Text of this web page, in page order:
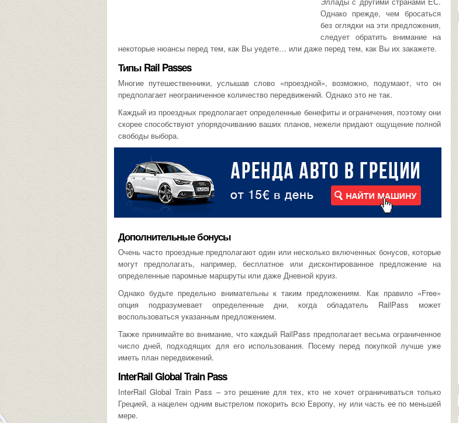
Однако прежде, чем бросаться
без оглядки на эти предложения,
следует обратить внимание на
некоторые нюансы перед тем, как Вы уедете… или даже перед тем, как Вы их закажете.
Типы Rail Passes
Многие путешественники, услышав слово «проездной», возможно, подумают, что он
предполагает неограниченное количество передвижений. Однако это не так.
Каждый из проездных предполагает определенные бенефиты и ограничения, поэтому они
скорее способствуют упорядочиванию ваших планов, нежели придают ощущение полной
свободы выбора.
Дополнительные бонусы
Очень часто проездные предполагают один или несколько включенных бонусов, которые
могут предполагать, например, бесплатное или дисконтированное предложение на
определенные паромные маршруты или даже Дневной круиз.
Однако будьте предельно внимательны к таким предложениям. Как правило «Free»
опция подразумевает определенные дни, когда обладатель RailPass может
воспользоваться указанным предложением.
Также принимайте во внимание, что каждый RailPass предполагает весьма ограниченное
число дней, подходящих для его использования. Посему перед покупкой лучше уже
иметь план передвижений.
InterRail Global Train Pass
InterRail Global Train Pass – это решение для тех, кто не хочет ограничиваться только
Грецией, а нацелен одним выстрелом покорить всю Европу, ну или часть ее по меньшей
мере.